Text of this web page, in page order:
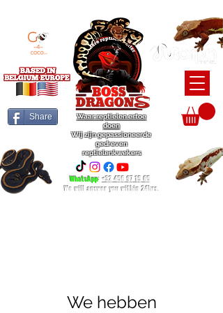
Share
Waar reptielen ertoe
doen
Wij zijn gepassioneerde
gedreven
reptielenkwekers
WhatsApp:+32 456 97 15 65
We will answer you within 24hrs.
We hebben